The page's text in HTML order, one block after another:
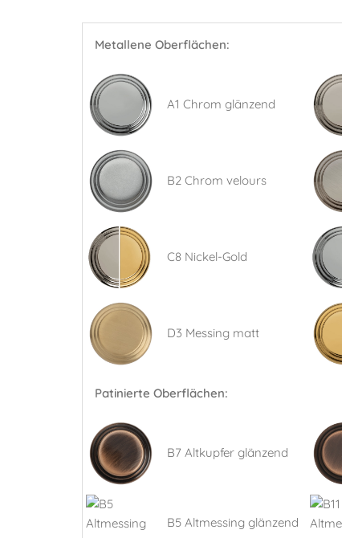
Metallene Oberflächen:
A1 Chrom glänzend
B2 Chrom velours
C8 Nickel-Gold
D3 Messing matt
Patinierte Oberflächen:
B7 Altkupfer glänzend
B5 Altmessing glänzend